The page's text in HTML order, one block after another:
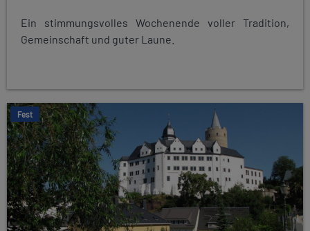
Ein stimmungsvolles Wochenende voller Tradition,
Gemeinschaft und guter Laune.
Fest